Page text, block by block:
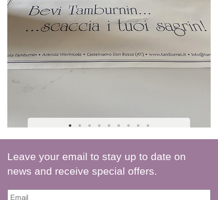
Leave your email to stay up to date on
news and receive special offers.